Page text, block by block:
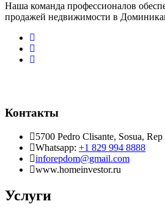
Наша команда профессионалов
продажей недвижимости в
Контакты
5700 Pedro Clisante, Sosua,
Whatsapp: +1 829 994 8888
inforepdom@gmail.com
www.homeinvestor.ru
Услуги